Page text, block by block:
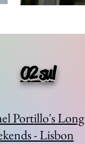
O2 sul
Portillo's Long
- Lisbon